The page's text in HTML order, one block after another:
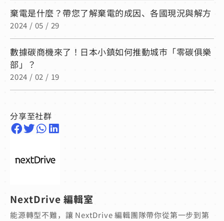
棄電是什麼？帶您了解棄電的成因、各國現況與解方
2024 / 05 / 29
數據碳商機來了！日本小鎮如何推動城市「零碳俱樂
部」？
2024 / 02 / 19
分享至社群
NextDrive 編輯室
能源轉型不難，讓 NextDrive 編輯團隊帶你從第一步到第